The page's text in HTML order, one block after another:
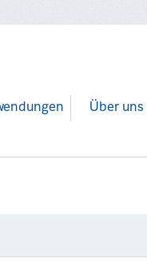
Über uns